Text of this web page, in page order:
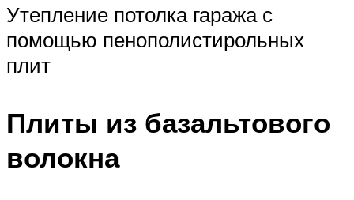
Утепление потолка гаража с
помощью пенополистирольных
плит
Плиты из базальтового
волокна